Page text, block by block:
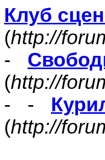
Клуб
(http://
-
(http://
- -
(http://